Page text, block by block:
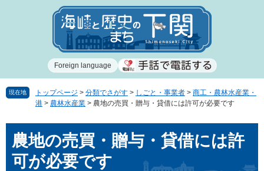
で
ば
Foreign language
現在地 トップページ > 分類でさがす > しごと・事業者 > 商工・農林水産業・
港 > 農林水産業 > 農地の売買・贈与・貸借には許可が必要です
文農地の売買・贈与・貸借には許
可が必要です